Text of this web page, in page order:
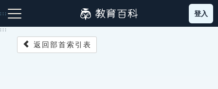
到
主
::: 登入
:::
返回部首索引表